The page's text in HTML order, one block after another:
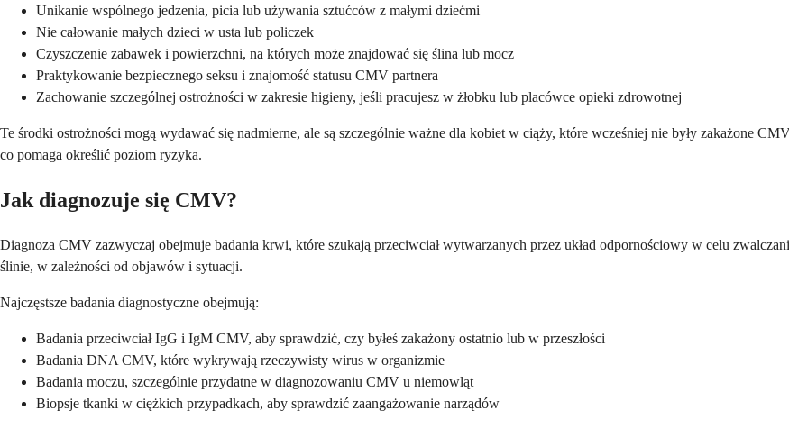
Unikanie wspólnego jedzenia, picia lub używania sztućców z małymi dziećmi
Nie całowanie małych dzieci w usta lub policzek
Czyszczenie zabawek i powierzchni, na których może znajdować się ślina lub mocz
Praktykowanie bezpiecznego seksu i znajomość statusu CMV partnera
Zachowanie szczególnej ostrożności w zakresie higieny, jeśli pracujesz w żłobku lub placówce opieki zdrowotnej
Te środki ostrożności mogą wydawać się nadmierne, ale są szczególnie ważne dla kobiet w ciąży, które wcześniej nie były zakażone
co pomaga określić poziom ryzyka.
Jak diagnozuje się CMV?
Diagnoza CMV zazwyczaj obejmuje badania krwi, które szukają przeciwciał wytwarzanych przez układ odpornościowy w celu
ślinie, w zależności od objawów i sytuacji.
Najczęstsze badania diagnostyczne obejmują:
Badania przeciwciał IgG i IgM CMV, aby sprawdzić, czy byłeś zakażony ostatnio lub w przeszłości
Badania DNA CMV, które wykrywają rzeczywisty wirus w organizmie
Badania moczu, szczególnie przydatne w diagnozowaniu CMV u niemowląt
Biopsje tkanki w ciężkich przypadkach, aby sprawdzić zaangażowanie narządów